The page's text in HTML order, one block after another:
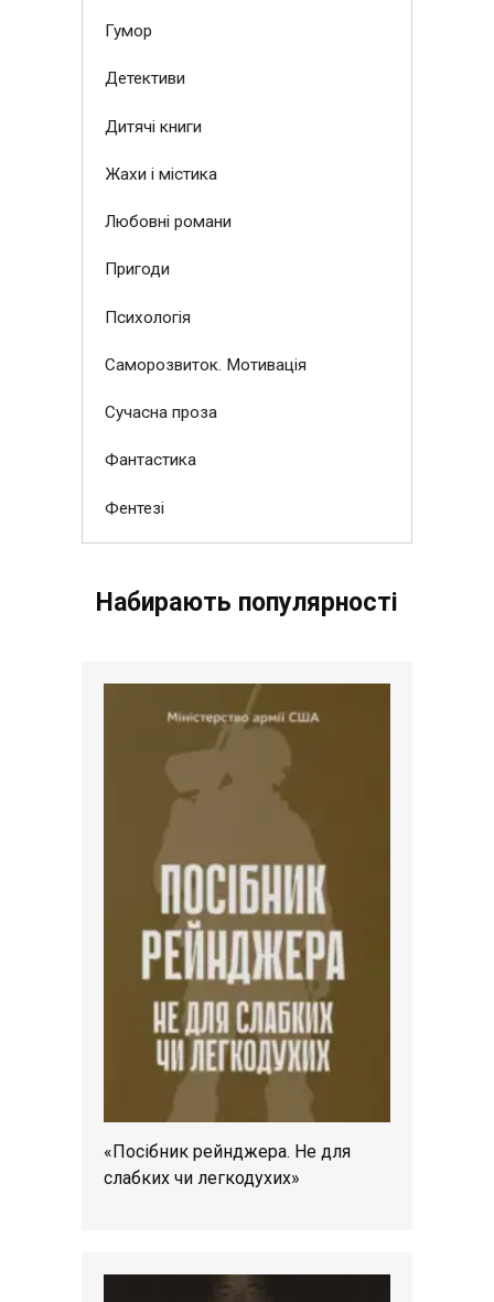
Гумор
Детективи
Дитячі книги
Жахи і містика
Любовні романи
Пригоди
Психологія
Саморозвиток. Мотивація
Сучасна проза
Фантастика
Фентезі
Набирають популярності
«Посібник рейнджера. Не для
слабких чи легкодухих»